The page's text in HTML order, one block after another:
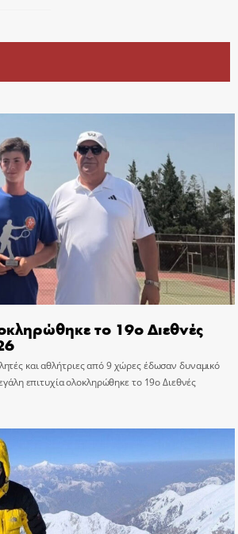
το 19ο Διεθνές
και αθλήτριες από 9 χώρες έδωσαν δυναμικό
επιτυχία ολοκληρώθηκε το 19ο Διεθνές